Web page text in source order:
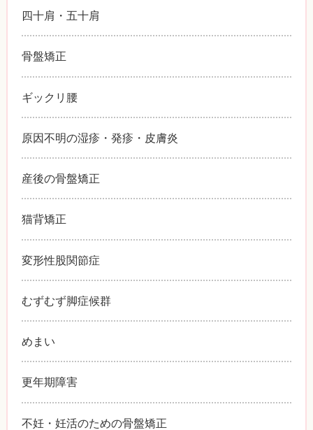
四十肩・五十肩
骨盤矯正
ギックリ腰
原因不明の湿疹・発疹・皮膚炎
産後の骨盤矯正
猫背矯正
変形性股関節症
むずむず脚症候群
めまい
更年期障害
不妊・妊活のための骨盤矯正